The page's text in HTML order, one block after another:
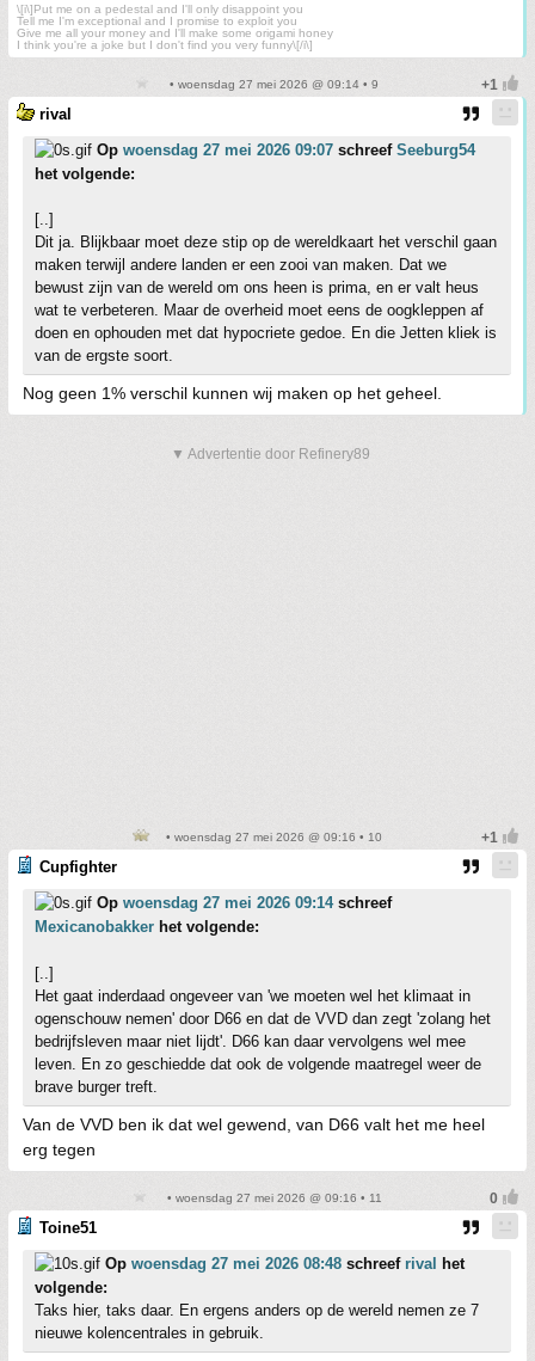
\[i\]Put me on a pedestal and I'll only disappoint you
Tell me I'm exceptional and I promise to exploit you
Give me all your money and I'll make some origami honey
I think you're a joke but I don't find you very funny\[/i\]
• woensdag 27 mei 2026 @ 09:14 • 9
rival
Op woensdag 27 mei 2026 09:07 schreef Seeburg54
het volgende:
[..]
Dit ja. Blijkbaar moet deze stip op de wereldkaart het verschil gaan
maken terwijl andere landen er een zooi van maken. Dat we
bewust zijn van de wereld om ons heen is prima, en er valt heus
wat te verbeteren. Maar de overheid moet eens de oogkleppen af
doen en ophouden met dat hypocriete gedoe. En die Jetten kliek is
van de ergste soort.
Nog geen 1% verschil kunnen wij maken op het geheel.
▼ Advertentie door Refinery89
• woensdag 27 mei 2026 @ 09:16 • 10
Cupfighter
Op woensdag 27 mei 2026 09:14schreef
Mexicanobakker het volgende:
[..]
Het gaat inderdaad ongeveer van 'we moeten wel het klimaat in
ogenschouw nemen' door D66 en dat de VVD dan zegt 'zolang het
bedrijfsleven maar niet lijdt'. D66 kan daar vervolgens wel mee
leven. En zo geschiedde dat ook de volgende maatregel weer de
brave burger treft.
Van de VVD ben ik dat wel gewend, van D66 valt het me heel
erg tegen
• woensdag 27 mei 2026 @ 09:16 • 11
Toine51
Op woensdag 27 mei 2026 08:48 schreef rival
het
volgende:
Taks hier, taks daar. En ergens anders op de wereld nemen ze 7
nieuwe kolencentrales in gebruik.